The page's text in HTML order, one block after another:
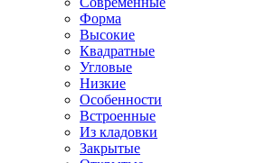
Форма
Высокие
Квадратные
Угловые
Низкие
Особенности
Встроенные
Из кладовки
Закрытые